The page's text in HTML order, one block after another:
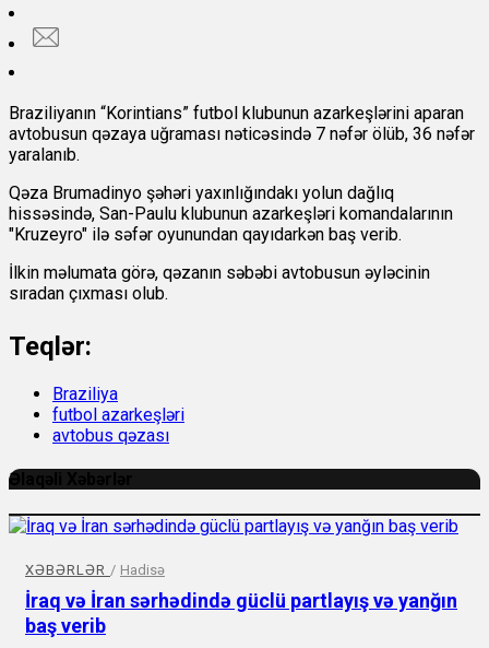
Braziliyanın “Korintians” futbol klubunun azarkeşlərini aparan
avtobusun qəzaya uğraması nəticəsində 7 nəfər ölüb, 36 nəfər
yaralanıb.
Qəza Brumadinyo şəhəri yaxınlığındakı yolun dağlıq
hissəsində, San-Paulu klubunun azarkeşləri komandalarının
"Kruzeyro" ilə səfər oyunundan qayıdarkən baş verib.
İlkin məlumata görə, qəzanın səbəbi avtobusun əyləcinin
sıradan çıxması olub.
Teqlər:
Braziliya
futbol azarkeşləri
avtobus qəzası
Əlaqəli Xəbərlər
XƏBƏRLƏR / Hadisə
İraq və İran sərhədində güclü partlayış və yanğın
baş verib